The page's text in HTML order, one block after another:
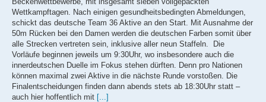
Wettkampftagen. Nach einigen gesundheitsbedingten Abmeldungen,
schickt das deutsche Team 36 Aktive an den Start. Mit Ausnahme der
50m Rücken bei den Damen werden die deutschen Farben somit über
alle Strecken vertreten sein, inklusive aller neun Staffeln. Die
Vorläufe beginnen jeweils um 9:30Uhr, wo insbesondere auch die
innerdeutschen Duelle im Fokus stehen dürften. Denn pro Nationen
können maximal zwei Aktive in die nächste Runde vorstoßen. Die
Finalentscheidungen finden dann abends stets ab 18:30Uhr statt –
auch hier hoffentlich mit [...]